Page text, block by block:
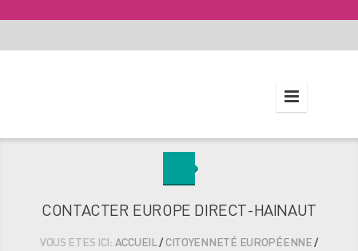
CONTACTER EUROPE DIRECT-HAINAUT
VOUS ETES ICI: ACCUEIL/CITOYENNETÉ EUROPÉENNE/